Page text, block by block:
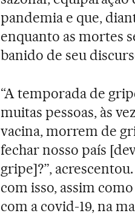
pandemia e que,
enquanto as mortes
banido de seu
“A temporada de
muitas pessoas, às
vacina, morrem de
fechar nosso país
gripe]?”,
com isso, assim
com a covid-19, na